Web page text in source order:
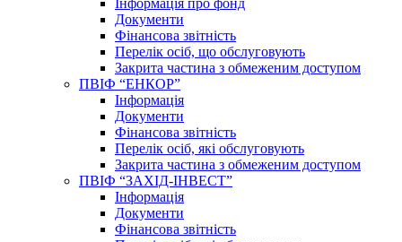
Інформація про фонд
Документи
Фінансова звітність
Перелік осіб, що обслуговують
Закрита частина з обмеженим доступом
ПВІФ “ЕНКОР”
Інформація
Документи
Фінансова звітність
Перелік осіб, які обслуговують
Закрита частина з обмеженим доступом
ПВІФ “ЗАХІД-ІНВЕСТ”
Інформація
Документи
Фінансова звітність